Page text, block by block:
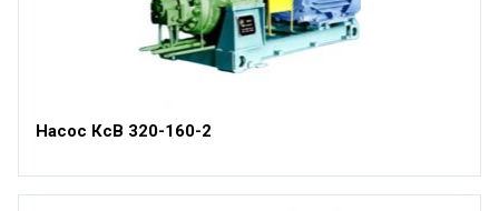
Насос КсВ 320-160-2